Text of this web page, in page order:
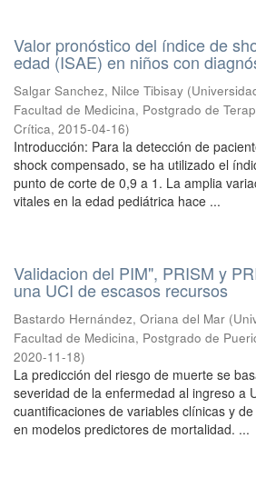
Valor pronóstico del índice de
edad (ISAE) en niños con
Salgar Sanchez, Nilce Tibisay (
Facultad de Medicina, Postgrado de
Crítica, 2015-04-16)
Introducción: Para la detección de
shock compensado, se ha utilizado el
punto de corte de 0,9 a 1. La amplia
vitales en la edad pediátrica hace ...
Validacion del PIM", PRISM y
una UCI de escasos recursos
Bastardo Hernández, Oriana del Mar (
Facultad de Medicina, Postgrado de
2020-11-18)
La predicción del riesgo de muerte se
severidad de la enfermedad al ingreso a
cuantificaciones de variables clínicas y
en modelos predictores de mortalidad. ...